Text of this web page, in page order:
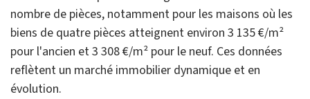
nombre de pièces, notamment pour les maisons où les
biens de quatre pièces atteignent environ 3 135 €/m²
pour l'ancien et 3 308 €/m² pour le neuf. Ces données
reflètent un marché immobilier dynamique et en
évolution.